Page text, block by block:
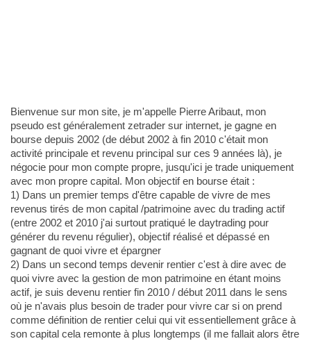
Bienvenue sur mon site, je m'appelle Pierre Aribaut, mon
pseudo est généralement zetrader sur internet, je gagne en
bourse depuis 2002 (de début 2002 à fin 2010 c'était mon
activité principale et revenu principal sur ces 9 années là), je
négocie pour mon compte propre, jusqu'ici je trade uniquement
avec mon propre capital. Mon objectif en bourse était :
1) Dans un premier temps d'être capable de vivre de mes
revenus tirés de mon capital /patrimoine avec du trading actif
(entre 2002 et 2010 j'ai surtout pratiqué le daytrading pour
générer du revenu régulier), objectif réalisé et dépassé en
gagnant de quoi vivre et épargner
2) Dans un second temps devenir rentier c'est à dire avec de
quoi vivre avec la gestion de mon patrimoine en étant moins
actif, je suis devenu rentier fin 2010 / début 2011 dans le sens
où je n'avais plus besoin de trader pour vivre car si on prend
comme définition de rentier celui qui vit essentiellement grâce à
son capital cela remonte à plus longtemps (il me fallait alors être